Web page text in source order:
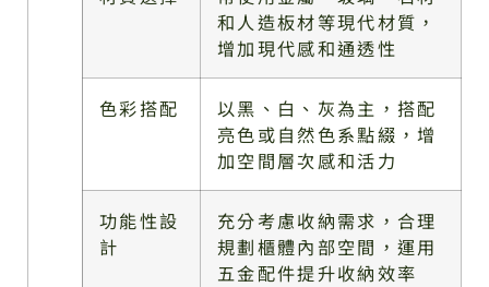
和人造板材等現代材質，
增加現代感和通透性
色彩搭配
以黑、白、灰為主，搭配
亮色或自然色系點綴，增
加空間層次感和活力
功能性設
計
充分考慮收納需求，合理
規劃櫃體內部空間，運用
五金配件提升收納效率